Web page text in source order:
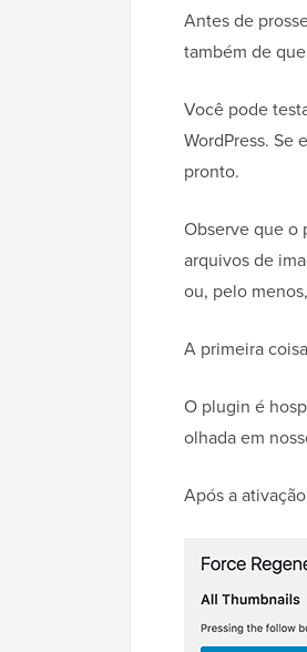
Antes de
também de
Você pode
WordPress. Se
pronto.
Observe que o
arquivos de
ou, pelo
A primeira
O plugin é
olhada em
Após a